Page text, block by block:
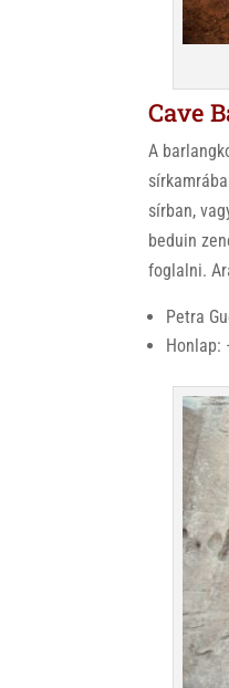
Cave
A
sírban,
beduin
foglalni.
Petra
Honlap: